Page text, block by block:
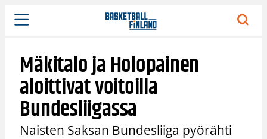
Siirry
sisältöön
Mäkitalo ja Holopainen
aloittivat voitoilla
Bundesliigassa
Naisten Saksan Bundesliiga pyörähti